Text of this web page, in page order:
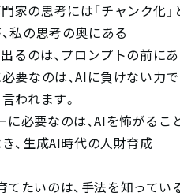
家の思考には「チャンク化
私の思考の奥にある
るのは、プロンプトの前に
要なのは、AIに負けない力
われます。
必要なのは、AIを怖がるこ
、生成AI時代の人財育成
てたいのは、手法を知ってい